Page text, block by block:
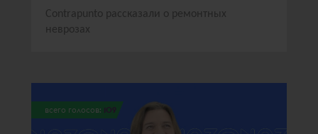
Contrapunto рассказали о ремонтных
неврозах
всего голосов: 109